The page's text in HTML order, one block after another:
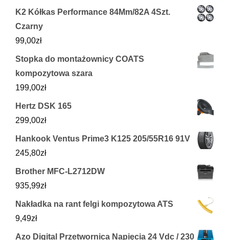
K2 Kółkas Performance 84Mm/82A 4Szt.
Czarny
99,00zł
Stopka do montażownicy COATS
kompozytowa szara
199,00zł
Hertz DSK 165
299,00zł
Hankook Ventus Prime3 K125 205/55R16 91V
245,80zł
Brother MFC-L2712DW
935,99zł
Nakładka na rant felgi kompozytowa ATS
9,49zł
Azo Digital Przetwornica Napięcia 24 Vdc / 230